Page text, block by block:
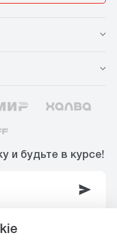
и будьте в курсе!